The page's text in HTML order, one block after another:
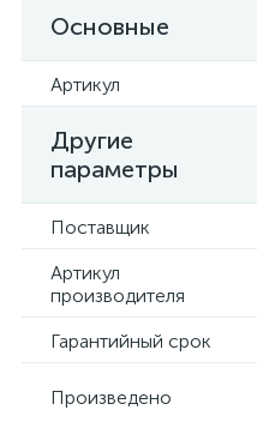
Основные
Артикул
Другие
параметры
Поставщик
Артикул
производителя
Гарантийный срок
Произведено